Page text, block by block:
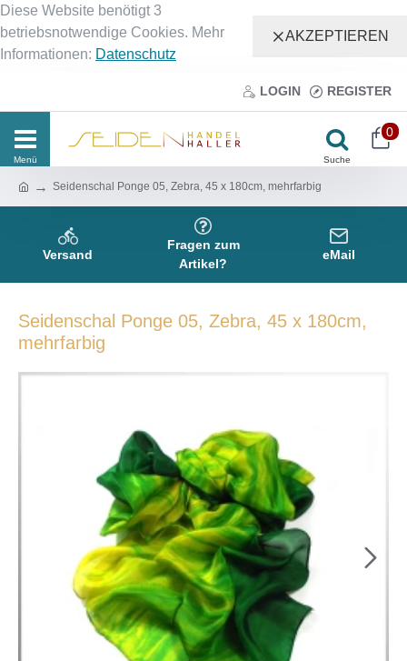
Diese Website benötigt 3
betriebsnotwendige Cookies. Mehr
Informationen: Datenschutz
AKZEPTIEREN
LOGIN REGISTER
0
Seidenschal Ponge 05, Zebra, 45 x 180cm, mehrfarbig
Versand
Fragen zum
Artikel?
eMail
Seidenschal Ponge 05, Zebra, 45 x 180cm,
mehrfarbig